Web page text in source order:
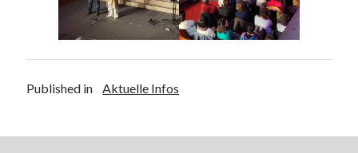
Published in Aktuelle Infos